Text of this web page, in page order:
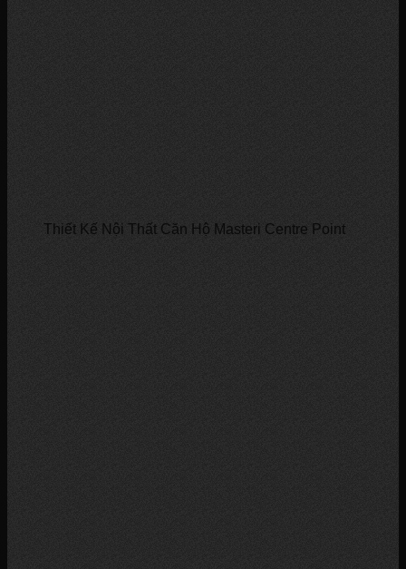
Thiết Kế Nội Thất Căn Hộ Masteri Centre Point